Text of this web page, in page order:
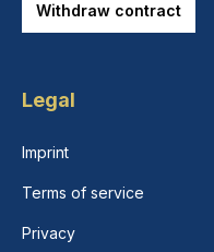
Withdraw contract
Legal
Imprint
Terms of service
Privacy